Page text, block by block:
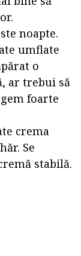
noapte.
umflate
o
ar trebui să
foarte
crema
Se
stabilă.